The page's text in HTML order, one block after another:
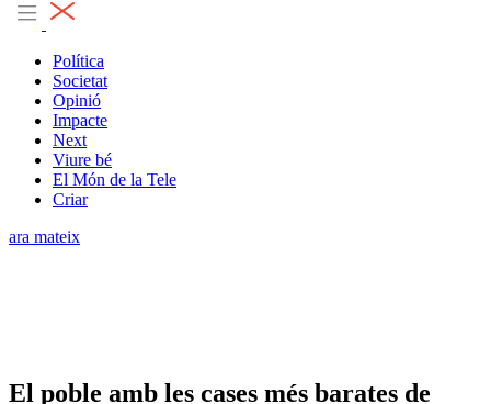
Política
Societat
Opinió
Impacte
Next
Viure bé
El Món de la Tele
Criar
ara mateix
El poble amb les cases més barates de